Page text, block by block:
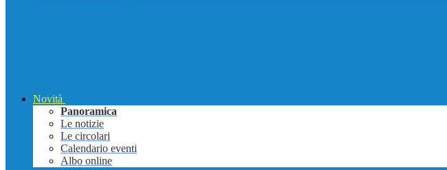
Novità
Panoramica
Le notizie
Le circolari
Calendario eventi
Albo online